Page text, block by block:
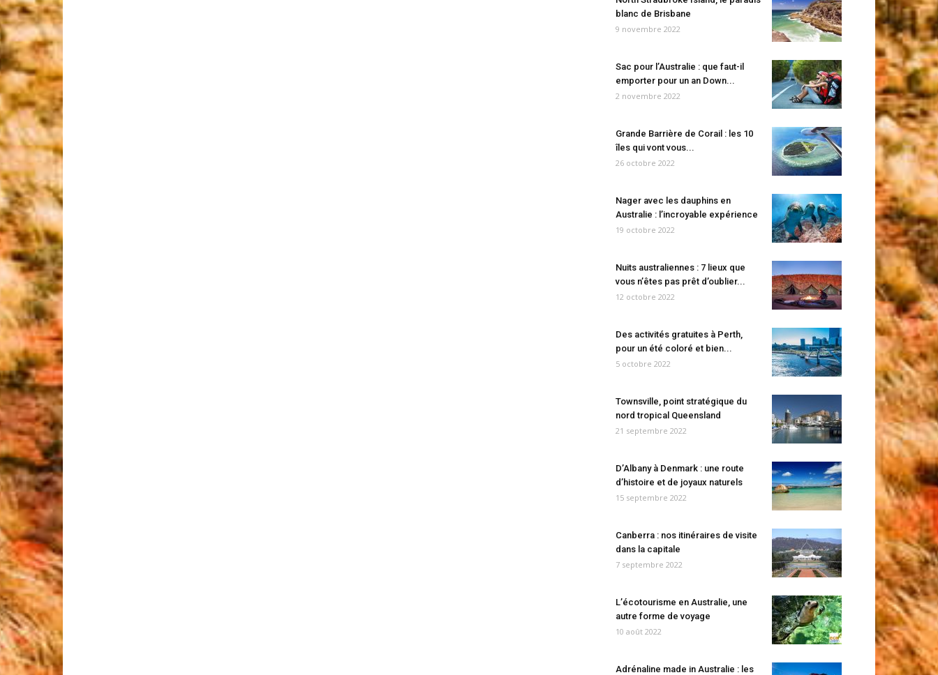
blanc de Brisbane
9 novembre 2022
Sac pour l’Australie : que faut-il
emporter pour un an Down...
2 novembre 2022
Grande Barrière de Corail : les 10
îles qui vont vous...
26 octobre 2022
Nager avec les dauphins en
Australie : l’incroyable expérience
19 octobre 2022
Nuits australiennes : 7 lieux que
vous n’êtes pas prêt d’oublier...
12 octobre 2022
Des activités gratuites à Perth,
pour un été coloré et bien...
5 octobre 2022
Townsville, point stratégique du
nord tropical Queensland
21 septembre 2022
D’Albany à Denmark : une route
d’histoire et de joyaux naturels
15 septembre 2022
Canberra : nos itinéraires de visite
dans la capitale
7 septembre 2022
L’écotourisme en Australie, une
autre forme de voyage
10 août 2022
Adrénaline made in Australie : les